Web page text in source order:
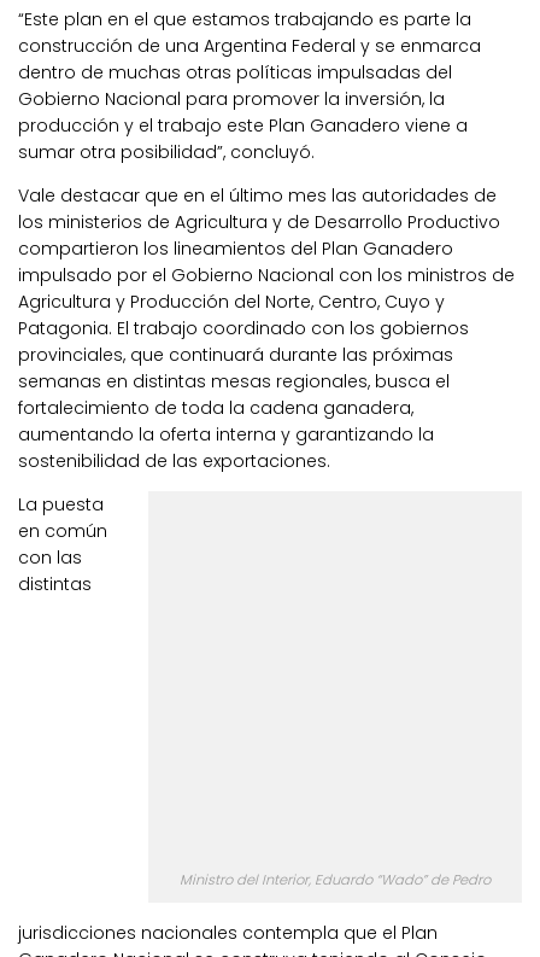
“Este plan en el que estamos trabajando es parte la
construcción de una Argentina Federal y se enmarca
dentro de muchas otras políticas impulsadas del
Gobierno Nacional para promover la inversión, la
producción y el trabajo este Plan Ganadero viene a
sumar otra posibilidad”, concluyó.
Vale destacar que en el último mes las autoridades de
los ministerios de Agricultura y de Desarrollo Productivo
compartieron los lineamientos del Plan Ganadero
impulsado por el Gobierno Nacional con los ministros de
Agricultura y Producción del Norte, Centro, Cuyo y
Patagonia. El trabajo coordinado con los gobiernos
provinciales, que continuará durante las próximas
semanas en distintas mesas regionales, busca el
fortalecimiento de toda la cadena ganadera,
aumentando la oferta interna y garantizando la
sostenibilidad de las exportaciones.
Ministro del Interior, Eduardo “Wado” de Pedro
La puesta
en común
con las
distintas
jurisdicciones nacionales contempla que el Plan